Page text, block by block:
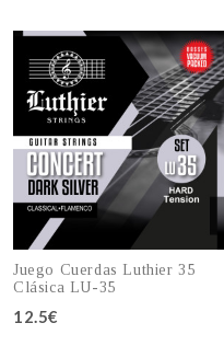
Juego Cuerdas Luthier 35
Clásica LU-35
12.5€